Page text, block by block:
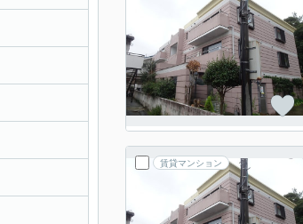
賃貸マンション